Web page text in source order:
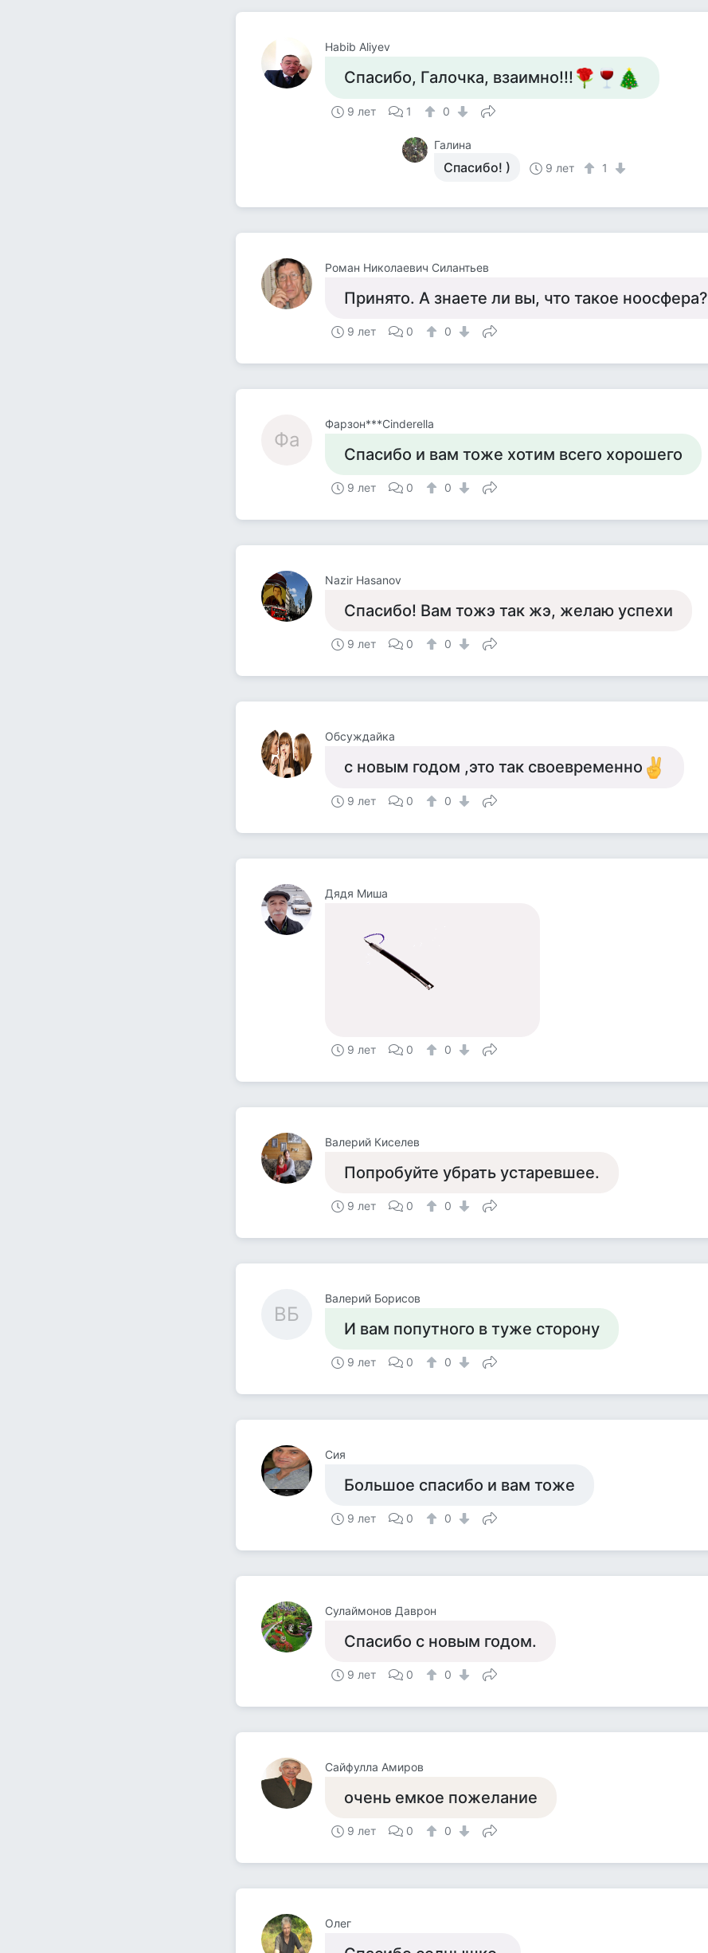
Habib Aliyev
Спасибо, Галочка, взаимно!!!
9 лет 1 0
Галина
Спасибо! ) 9 лет 1
Роман Николаевич Силантьев
Принято. А знаете ли вы, что такое ноосфера?
9 лет 0 0
Фа
Фарзон***Cinderella
Спасибо и вам тоже хотим всего хорошего
9 лет 0 0
Nazir Hasanov
Спасибо! Вам тожэ так жэ, желаю успехи
9 лет 0 0
Обсуждайка
с новым годом ,это так своевременно
9 лет 0 0
Дядя Миша
9 лет 0 0
Валерий Киселев
Попробуйте убрать устаревшее.
9 лет 0 0
ВБ
Валерий Борисов
И вам попутного в туже сторону
9 лет 0 0
Сия
Большое спасибо и вам тоже
9 лет 0 0
Сулаймонов Даврон
Спасибо с новым годом.
9 лет 0 0
Сайфулла Амиров
очень емкое пожелание
9 лет 0 0
Олег